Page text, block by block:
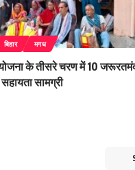
बिहार मगध
योजना के तीसरे चरण में 10
सहायता सामग्री